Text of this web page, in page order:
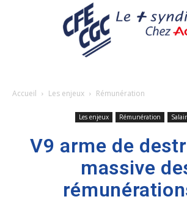
Accueil Les enjeux Rémunération
Les enjeux Rémunération
V9 arme de
massive